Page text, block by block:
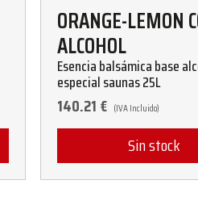
ORANGE-LEMON
ALCOHOL
Esencia balsámica base
especial saunas 25L
140.21€ (IVA Incluido)
Sin stock